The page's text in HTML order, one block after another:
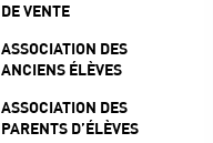
DE VENTE
ASSOCIATION DES
ANCIENS ÉLÈVES
ASSOCIATION DES
PARENTS D’ÉLÈVES